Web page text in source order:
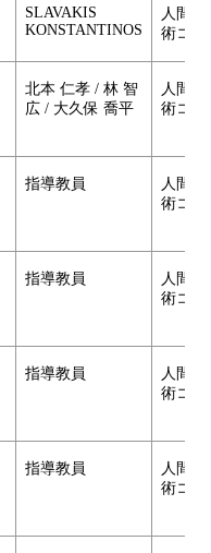
SLAVAKIS
KONSTANTINOS
人間
術コー
北本 仁孝 / 林 智
広 / 大久保 喬平
人間
術コー
指導教員
人間
術コー
指導教員
人間
術コー
指導教員
人間
術コー
指導教員
人間
術コー